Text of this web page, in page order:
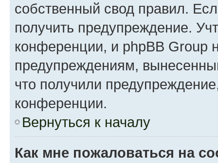
собственный свод правил.
получить предупреждение.
конференции, и phpBB Group
предупреждениям,
что получили
конференции.
Вернуться к началу
Как мне пожаловаться на